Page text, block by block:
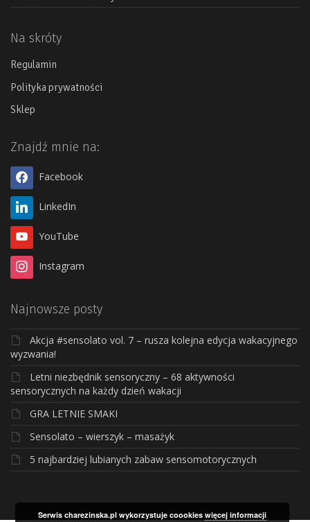
Na skróty
Regulamin
Polityka prywatności
Sklep
Znajdź mnie na:
Facebook
LinkedIn
YouTube
Instagram
Najnowsze posty
Akcja #sensolato vol. 7 – rusza kolejna edycja wakacyjnego
wyzwania!
Letni niezbędnik sensoryczny – 68 aktywności
sensorycznych na każdy dzień wakacji
GRA LETNIE SMAKI
Sensolato – wierszyk – masażyk
5 najbardziej lubianych zabaw sensomotorycznych
Serwis charezinska.pl wykorzystuje coookieswięcej informacji